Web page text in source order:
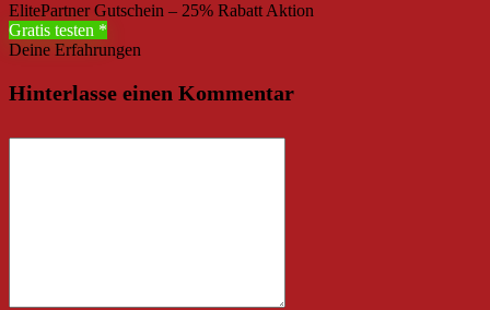
ElitePartner Gutschein – 25% Rabatt Aktion
Gratis testen
Deine Erfahrungen
Hinterlasse einen Kommentar